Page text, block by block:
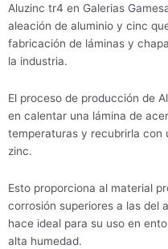
Aluzinc tr4 en Galerias
aleación de aluminio y cinc
fabricación de láminas y
la industria.
El proceso de producción de
en calentar una lámina de
temperaturas y recubrirla con
zinc.
Esto proporciona al material
corrosión superiores a las del
hace ideal para su uso en
alta humedad.